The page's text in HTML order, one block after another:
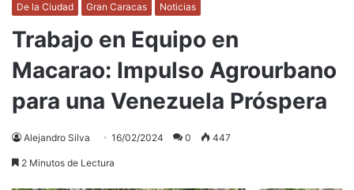
De la Ciudad Gran Caracas Noticias
Trabajo en Equipo en
Macarao: Impulso Agrourbano
para una Venezuela Próspera
Alejandro Silva 16/02/2024 0 447
2 Minutos de Lectura